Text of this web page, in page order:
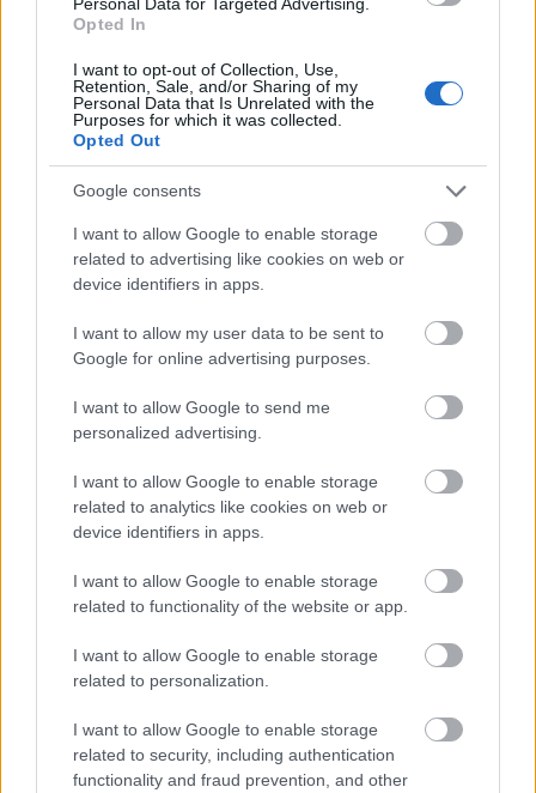
Opted In
I want to opt-out of Collection, Use,
Retention, Sale, and/or Sharing of my
Personal Data that Is Unrelated with the
Purposes for which it was collected.
Opted Out
Google consents
I want to allow Google to enable storage
related to advertising like cookies on web or
device identifiers in apps.
I want to allow my user data to be sent to
Google for online advertising purposes.
I want to allow Google to send me
personalized advertising.
I want to allow Google to enable storage
related to analytics like cookies on web or
device identifiers in apps.
I want to allow Google to enable storage
related to functionality of the website or app.
I want to allow Google to enable storage
related to personalization.
I want to allow Google to enable storage
related to security, including authentication
functionality and fraud prevention, and other
ben, megbukott majd meghalt 2020-ban
- A Girlbossok tündöklése és bukása
A gluténmentes étkezés ma egyre nagyobb
teret hódít, és azok is elhagyhák a glutént,
akik nem szenvednek gluténérzékenységben.
Lehet-e ennek negatív hatása?
A cölikáliás betegek számára a gluténmentes
étkezés a cöliákia kezelésének az egyetlen módja.
A nem-cöliákiás gluténérzékenységben
szenvedők tünetei kevésbé súlyosak, mivel az
immunrendszerük nem támadja meg a bélfalat,
de a glutén kerülése enyhítheti a tüneteiket és
javíthat az életminőségükön.A búzaallergiások
immunrendszere szintén reagál a búzában
található fehérjékre, beleértve a glutént is, így
számukra ugyancsak elengedhetetlenül fontos a
gluténmentes diéta.